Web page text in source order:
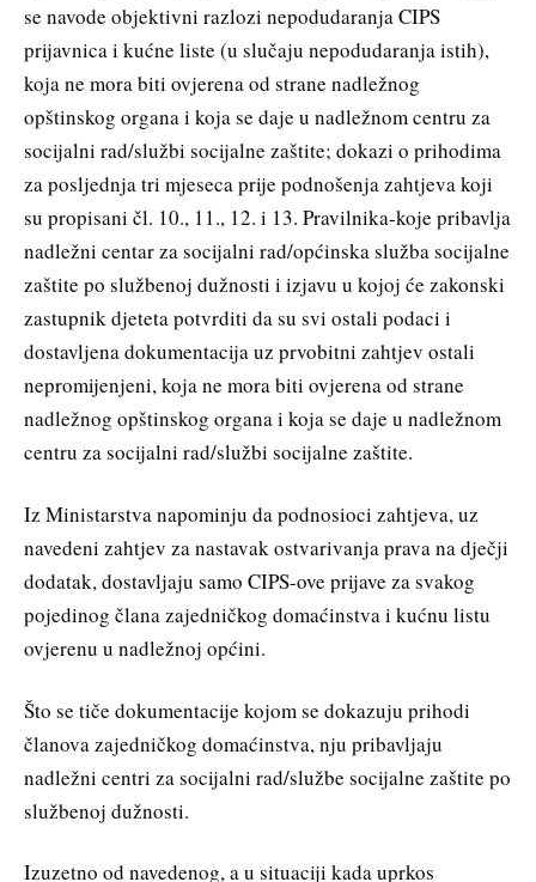
se navode objektivni razlozi nepodudaranja CIPS
prijavnica i kućne liste (u slučaju nepodudaranja istih),
koja ne mora biti ovjerena od strane nadležnog
opštinskog organa i koja se daje u nadležnom centru za
socijalni rad/službi socijalne zaštite; dokazi o prihodima
za posljednja tri mjeseca prije podnošenja zahtjeva koji
su propisani čl. 10., 11., 12. i 13. Pravilnika-koje pribavlja
nadležni centar za socijalni rad/općinska služba socijalne
zaštite po službenoj dužnosti i izjavu u kojoj će zakonski
zastupnik djeteta potvrditi da su svi ostali podaci i
dostavljena dokumentacija uz prvobitni zahtjev ostali
nepromijenjeni, koja ne mora biti ovjerena od strane
nadležnog opštinskog organa i koja se daje u nadležnom
centru za socijalni rad/službi socijalne zaštite.
Iz Ministarstva napominju da podnosioci zahtjeva, uz
navedeni zahtjev za nastavak ostvarivanja prava na dječji
dodatak, dostavljaju samo CIPS-ove prijave za svakog
pojedinog člana zajedničkog domaćinstva i kućnu listu
ovjerenu u nadležnoj općini.
Što se tiče dokumentacije kojom se dokazuju prihodi
članova zajedničkog domaćinstva, nju pribavljaju
nadležni centri za socijalni rad/službe socijalne zaštite po
službenoj dužnosti.
Izuzetno od navedenog, a u situaciji kada uprkos